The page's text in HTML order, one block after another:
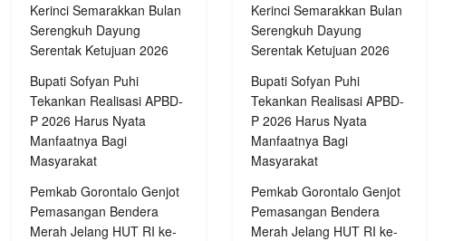
Kerinci Semarakkan Bulan
Serengkuh Dayung
Serentak Ketujuan 2026
Bupati Sofyan Puhi
Tekankan Realisasi APBD-
P 2026 Harus Nyata
Manfaatnya Bagi
Masyarakat
Pemkab Gorontalo Genjot
Pemasangan Bendera
Merah Jelang HUT RI ke-
Kerinci Semarakkan Bulan
Serengkuh Dayung
Serentak Ketujuan 2026
Bupati Sofyan Puhi
Tekankan Realisasi APBD-
P 2026 Harus Nyata
Manfaatnya Bagi
Masyarakat
Pemkab Gorontalo Genjot
Pemasangan Bendera
Merah Jelang HUT RI ke-